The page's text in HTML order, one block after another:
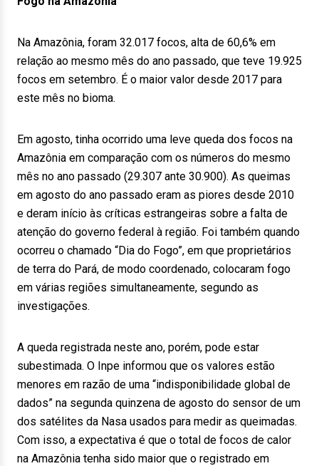
Na Amazônia, foram 32.017 focos, alta de 60,6% em
relação ao mesmo mês do ano passado, que teve 19.925
focos em setembro. É o maior valor desde 2017 para
este mês no bioma.
Em agosto, tinha ocorrido uma leve queda dos focos na
Amazônia em comparação com os números do mesmo
mês no ano passado (29.307 ante 30.900). As queimas
em agosto do ano passado eram as piores desde 2010
e deram início às críticas estrangeiras sobre a falta de
atenção do governo federal à região. Foi também quando
ocorreu o chamado “Dia do Fogo”, em que proprietários
de terra do Pará, de modo coordenado, colocaram fogo
em várias regiões simultaneamente, segundo as
investigações.
A queda registrada neste ano, porém, pode estar
subestimada. O Inpe informou que os valores estão
menores em razão de uma “indisponibilidade global de
dados” na segunda quinzena de agosto do sensor de um
dos satélites da Nasa usados para medir as queimadas.
Com isso, a expectativa é que o total de focos de calor
na Amazônia tenha sido maior que o registrado em